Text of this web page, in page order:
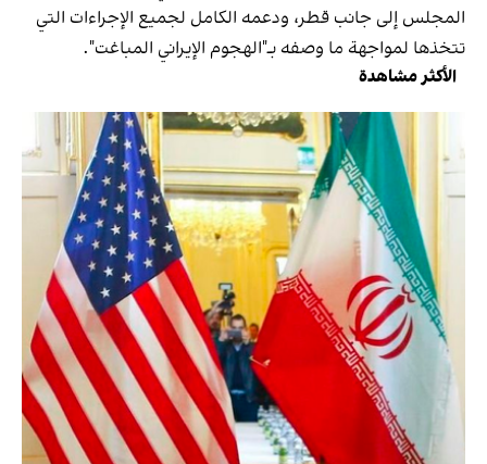
المجلس إلى جانب قطر، ودعمه الكامل لجميع الإجراءات التي
تتخذها لمواجهة ما وصفه بـ"الهجوم الإيراني المباغت".
الأكثر مشاهدة